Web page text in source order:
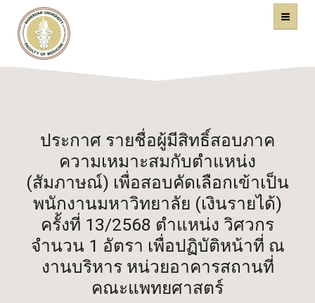
คณะแพทยศาสตร์
ประกาศ รายชื่อผู้มีสิทธิ์สอบภาค
ความเหมาะสมกับตำแหน่ง
(สัมภาษณ์) เพื่อสอบคัดเลือกเข้าเป็น
พนักงานมหาวิทยาลัย (เงินรายได้)
ครั้งที่ 13/2568 ตำแหน่ง วิศวกร
จำนวน 1 อัตรา เพื่อปฏิบัติหน้าที่ ณ
งานบริหาร หน่วยอาคารสถานที่
คณะแพทยศาสตร์